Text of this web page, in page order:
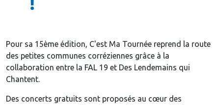
Pour sa 15ème édition, C'est Ma Tournée reprend la route
des petites communes corréziennes grâce à la
collaboration entre la FAL 19 et Des Lendemains qui
Chantent.
Des concerts gratuits sont proposés au cœur des